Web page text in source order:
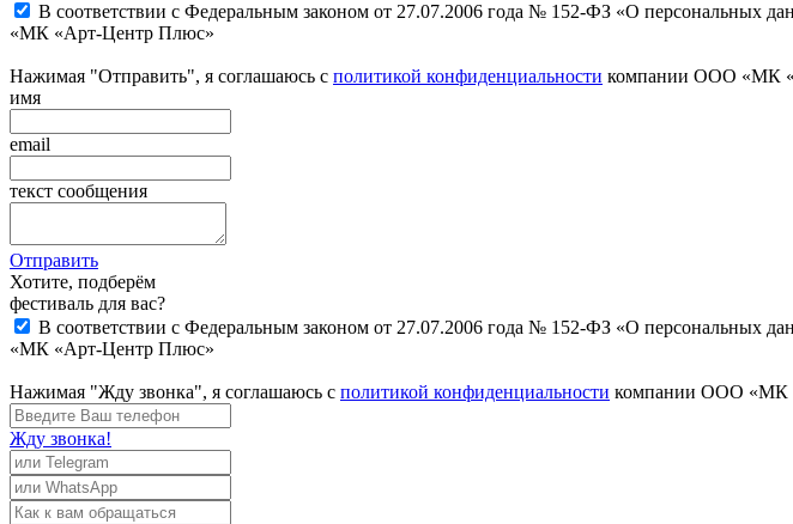
В соответствии с Федеральным законом от 27.07.2006 года № 152-ФЗ «О персональных
«МК «Арт-Центр Плюс»
Нажимая "Отправить", я соглашаюсь с политикой конфиденциальности компании ООО «МК
имя
email
текст сообщения
Отправить
Хотите, подберём
фестиваль для вас?
В соответствии с Федеральным законом от 27.07.2006 года № 152-ФЗ «О персональных
«МК «Арт-Центр Плюс»
Нажимая "Жду звонка", я соглашаюсь с политикой конфиденциальности компании ООО «МК
Жду звонка!